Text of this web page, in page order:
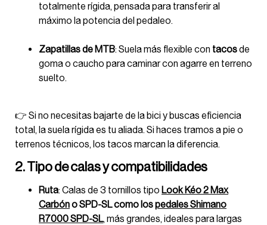
totalmente rígida, pensada para transferir al
máximo la potencia del pedaleo.
Zapatillas de MTB: Suela más flexible con tacosde
goma o caucho para caminar con agarre en terreno
suelto.
👉 Si no necesitas bajarte de la bici y buscas eficiencia
total, la suela rígida es tu aliada. Si haces tramos a pie o
terrenos técnicos, los tacos marcan la diferencia.
2. Tipo de calas y compatibilidades
Ruta: Calas de 3 tornillos tipo Look Kéo 2 Max
Carbóno SPD-SL como lospedales Shimano
R7000 SPD-SL, más grandes, ideales para largas